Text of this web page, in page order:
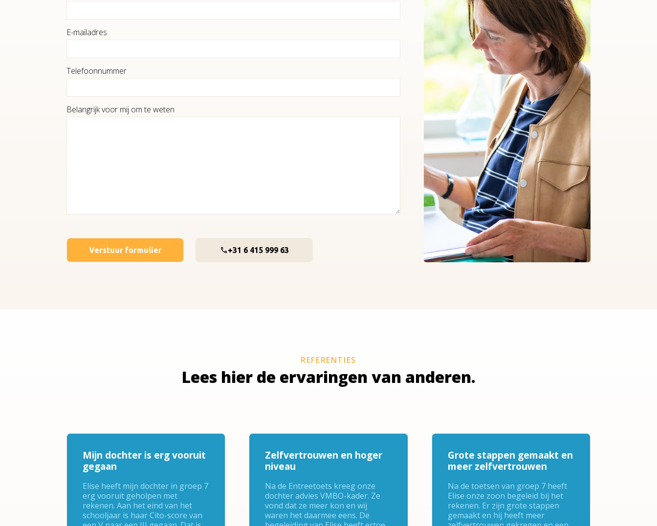
E-mailadres
Telefoonnummer
Belangrijk voor mij om te weten
+31 6 415 999 63
REFERENTIES
Lees hier de ervaringen van anderen.
Mijn dochter is erg vooruit
gegaan
Elise heeft mijn dochter in groep 7
erg vooruit geholpen met
rekenen. Aan het eind van het
schooljaar is haar Cito-score van
Zelfvertrouwen en hoger
niveau
Na de Entreetoets kreeg onze
dochter advies VMBO-kader. Ze
vond dat ze meer kon en wij
waren het daarmee eens. De
Grote stappen gemaakt en
meer zelfvertrouwen
Na de toetsen van groep 7 heeft
Elise onze zoon begeleid bij het
rekenen. Er zijn grote stappen
gemaakt en hij heeft meer